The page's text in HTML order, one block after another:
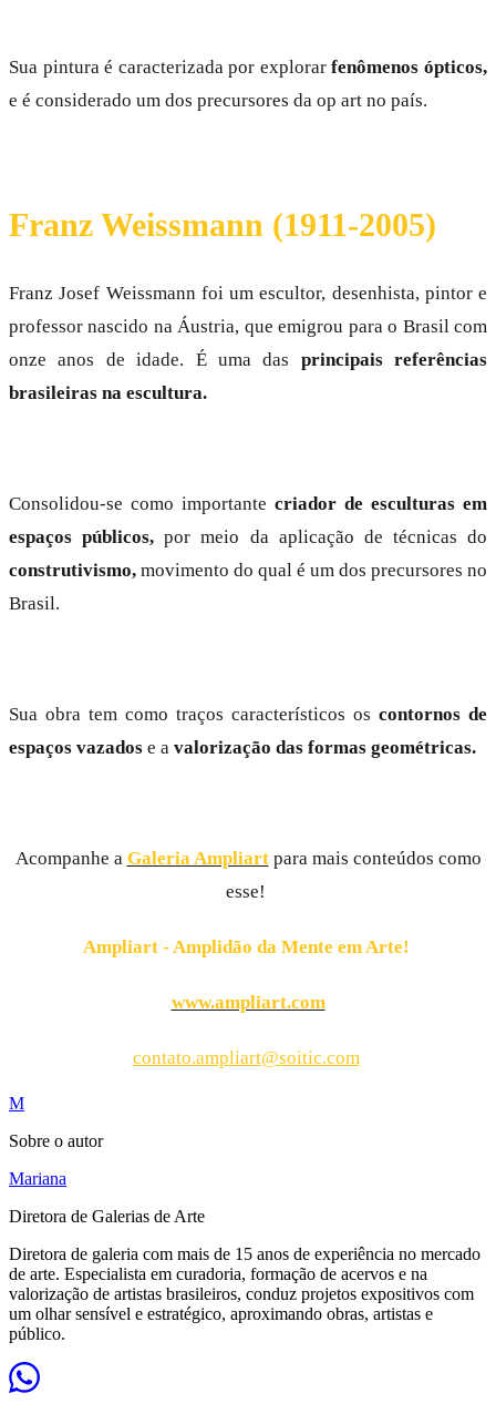
Sua pintura é caracterizada por explorarfenômenos ópticos,
e é considerado um dos precursores da op art no país.
Franz Weissmann (1911-2005)
Franz Josef Weissmann foi um escultor, desenhista, pintor e
professor nascido na Áustria, que emigrou para o Brasil com
onze anos de idade. É uma das principais referências
brasileiras na escultura.
Consolidou-se como importante criador de esculturas em
espaços públicos,por meio da aplicação de técnicas do
construtivismo, movimento do qual é um dos precursores no
Brasil.
Sua obra tem como traços característicos os contornos de
espaços vazados e a valorização das formas geométricas.
Acompanhe a Galeria Ampliart para mais conteúdos como
esse!
Ampliart - Amplidão da Mente em Arte!
www.ampliart.com
contato.ampliart@soitic.com
M
Sobre o autor
Mariana
Diretora de Galerias de Arte
Diretora de galeria com mais de 15 anos de experiência no mercado
de arte. Especialista em curadoria, formação de acervos e na
valorização de artistas brasileiros, conduz projetos expositivos com
um olhar sensível e estratégico, aproximando obras, artistas e
público.